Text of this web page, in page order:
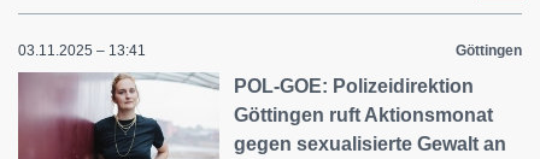
03.11.2025 – 13:41 Göttingen
POL-GOE: Polizeidirektion
Göttingen ruft Aktionsmonat
gegen sexualisierte Gewalt an